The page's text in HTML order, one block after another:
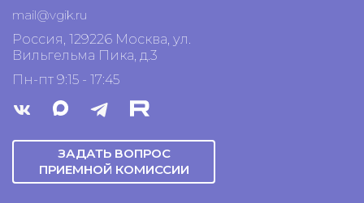
mail@vgik.ru
Россия, 129226 Москва, ул.
Вильгельма Пика, д.3
Пн-пт 9:15 - 17:45
ЗАДАТЬ ВОПРОС
ПРИЕМНОЙ КОМИССИИ